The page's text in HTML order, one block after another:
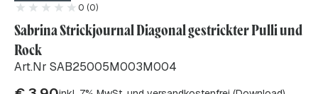
0 (0)
Sabrina Strickjournal Diagonal gestrickter Pulli und
Rock
Art.Nr SAB25005M003M004